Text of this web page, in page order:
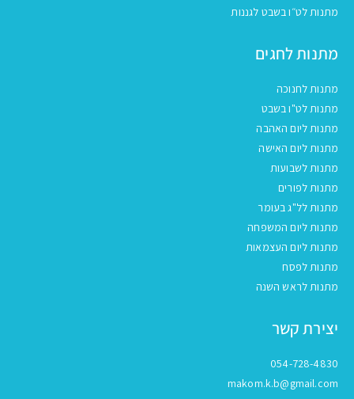
מתנות לט״ו בשבט לגננות
מתנות לחגים
מתנות לחנוכה
מתנות לט"ו בשבט
מתנות ליום האהבה
מתנות ליום האישה
מתנות לשבועות
מתנות לפורים
מתנות לל"ג בעומר
מתנות ליום המשפחה
מתנות ליום העצמאות
מתנות לפסח
מתנות לראש השנה
יצירת קשר
054-728-4830
makom.k.b@gmail.com